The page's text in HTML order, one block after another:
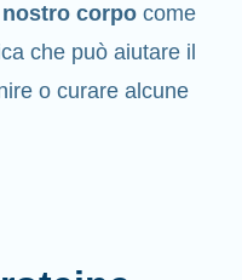
corpo come
che può aiutare il
o curare alcune